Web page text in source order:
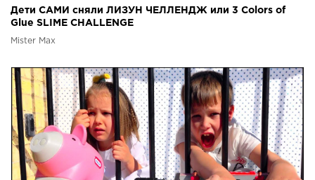
Дети САМИ сняли ЛИЗУН ЧЕЛЛЕНДЖ или 3 Colors of
Glue SLIME CHALLENGE
Mister Max